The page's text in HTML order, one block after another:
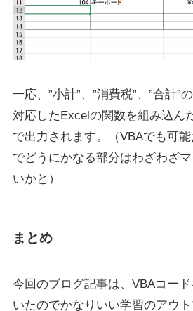
一応、”小計”、”消費税”、”合計”
対応したExcelの関数を組み込ん
で出力されます。（VBAでも可
でどうにかなる部分はわざわざ
いかと）
まとめ
今回のブログ記事は、VBAコー
いたのでかなりいい学習のアウ